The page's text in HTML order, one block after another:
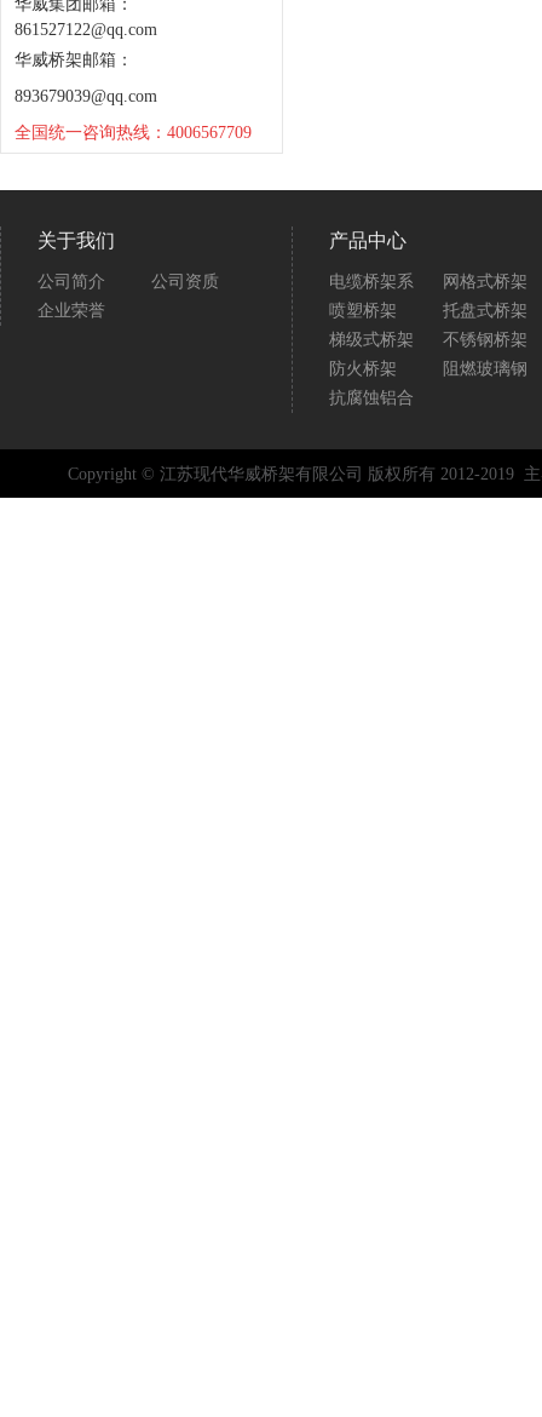
华威集团邮箱：
861527122@qq.com
华威桥架邮箱：
893679039@qq.com
全国统一咨询热线：4006567709
关于我们
公司简介
公司资质
企业荣誉
产品中心
电缆桥架系
网格式桥架
喷塑桥架
托盘式桥架
梯级式桥架
不锈钢桥架
防火桥架
阻燃玻璃钢
抗腐蚀铝合
Copyright © 江苏现代华威桥架有限公司 版权所有 2012-2019